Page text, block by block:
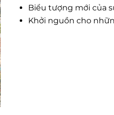
Biểu tượng mới của
Khởi nguồn cho